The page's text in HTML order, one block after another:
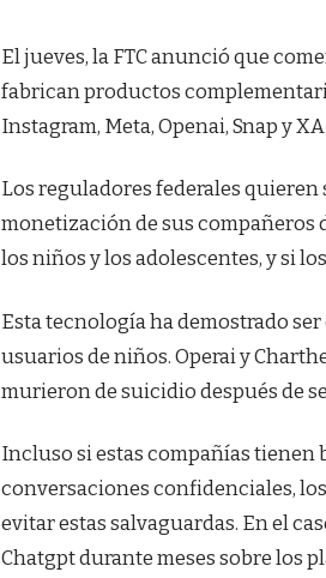
El jueves, la FTC anunció que
fabrican productos
Instagram, Meta, Openai, Snap y
Los reguladores federales quieren
monetización de sus compañeros
los niños y los adolescentes, y si
Esta tecnología ha demostrado
usuarios de niños. Operai y
murieron de suicidio después de
Incluso si estas compañías
conversaciones confidenciales,
evitar estas salvaguardas. En el
Chatgpt durante meses sobre los